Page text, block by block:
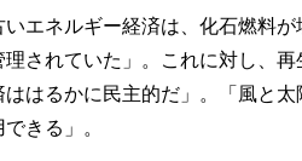
エネルギー経済は、化石燃料
されていた」。これに対し、
はるかに民主的だ」。「風と
きる」。